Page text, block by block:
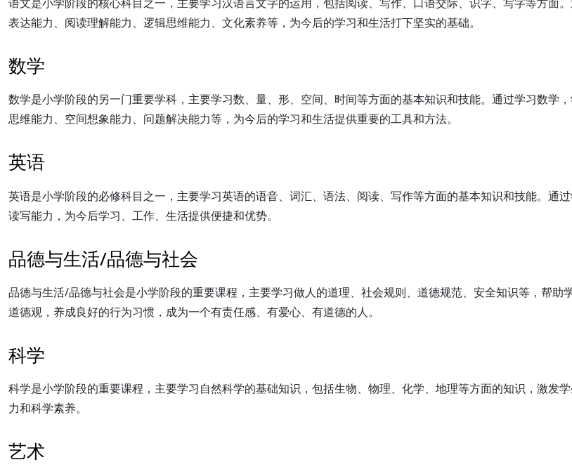
表达能力、阅读理解能力、逻辑思维能力、文化素养等，为今后的学习和生活打下坚实的基础。
数学
数学是小学阶段的另一门重要学科，主要学习数、量、形、空间、时间等方面的基本知识和技能。通过学习数学
思维能力、空间想象能力、问题解决能力等，为今后的学习和生活提供重要的工具和方法。
英语
英语是小学阶段的必修科目之一，主要学习英语的语音、词汇、语法、阅读、写作等方面的基本知识和技能。通
读写能力，为今后学习、工作、生活提供便捷和优势。
品德与生活/品德与社会
品德与生活/品德与社会是小学阶段的重要课程，主要学习做人的道理、社会规则、道德规范、安全知识等，帮助
道德观，养成良好的行为习惯，成为一个有责任感、有爱心、有道德的人。
科学
科学是小学阶段的重要课程，主要学习自然科学的基础知识，包括生物、物理、化学、地理等方面的知识，激发
力和科学素养。
艺术